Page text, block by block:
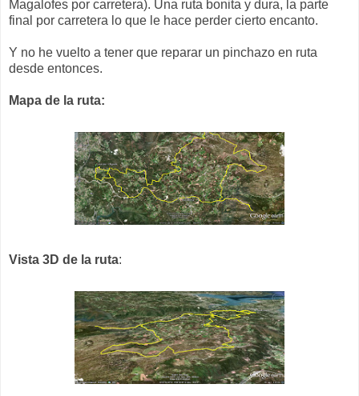
Magalofes por carretera). Una ruta bonita y dura, la parte
final por carretera lo que le hace perder cierto encanto.
Y no he vuelto a tener que reparar un pinchazo en ruta
desde entonces.
Mapa de la ruta:
Vista 3D de la ruta: